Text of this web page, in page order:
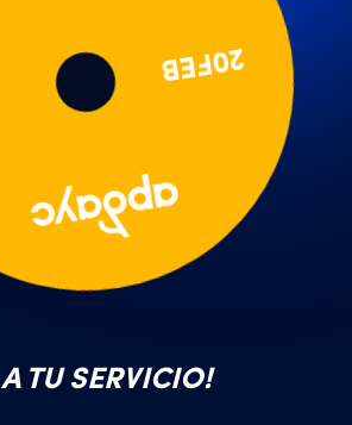
20FEB
A TU SERVICIO!